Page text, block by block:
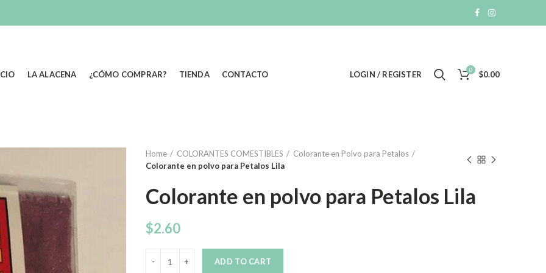
LA ALACENA ¿CÓMO COMPRAR? TIENDA CONTACTO LOGIN / REGISTER 0 $0.00
Home COLORANTES COMESTIBLES
Colorante en Polvo para Petalos
Colorante en polvo para Petalos Lila
Colorante en polvo para Petalos Lila
$2.60
ADD TO CART